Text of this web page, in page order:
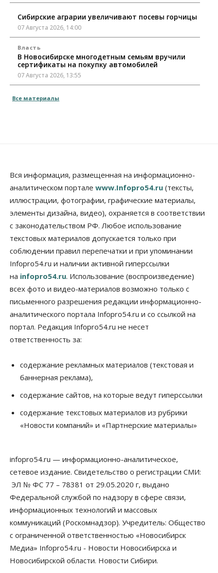
Сибирские аграрии увеличивают посевы горчицы
07 Августа 2026, 14:00
Власть
В Новосибирске многодетным семьям вручили
сертификаты на покупку автомобилей
07 Августа 2026, 13:55
Треть автовладельцев в Новосибирской области
07 Августа 2026, 12:35
Общество
Синоптики рассказали о погоде в Новосибирске
на выходных
07 Августа 2026, 12:00
Жители Новосибирска смогут добровольно
повысить свою пенсию
07 Августа 2026, 11:30
Общество
Деньгами будут распоряжаться дети: в десяти
школах Новосибирской области введут
инициативное бюджетирование
07 Августа 2026, 11:00
заключили под стражу
07 Августа 2026, 10:15
Общество
Новосибирской области, но режима ЧС не будет
07 Августа 2026, 10:00
выстраивают системы защиты от атак БПЛА
07 Августа 2026, 09:00
По «Сибэлектротерму» выдали исполнительные
листы на полмиллиарда рублей
07 Августа 2026, 08:00
Бизнес Власть Медицина Общество
Искусственный интеллект предлагают
привлекать к разработке новых лекарств в
России
Все материалы
Вся информация, размещенная на информационно-
аналитическом портале www.Infopro54.ru (тексты,
иллюстрации, фотографии, графические материалы,
элементы дизайна, видео), охраняется в соответствии
с законодательством РФ. Любое использование
текстовых материалов допускается только при
соблюдении правил перепечатки и при упоминании
Infopro54.ru и наличии активной гиперссылки
на infopro54.ru. Использование (воспроизведение)
всех фото и видео-материалов возможно только с
письменного разрешения редакции информационно-
аналитического портала Infopro54.ru и со ссылкой на
портал. Редакция Infopro54.ru не несет
ответственность за:
содержание рекламных материалов (текстовая и
баннерная реклама),
содержание сайтов, на которые ведут гиперссылки
содержание текстовых материалов из рубрики
«Новости компаний» и «Партнерские материалы»
infopro54.ru — информационно-аналитическое,
сетевое издание. Свидетельство о регистрации СМИ:
ЭЛ № ФС 77 – 78381 от 29.05.2020 г, выдано
Федеральной службой по надзору в сфере связи,
информационных технологий и массовых
коммуникаций (Роскомнадзор). Учредитель: Общество
с ограниченной ответственностью «Новосибирск
Медиа» Infopro54.ru - Новости Новосибирска и
Новосибирской области. Новости Сибири.